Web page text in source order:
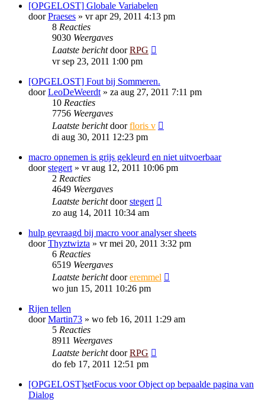
[OPGELOST] Globale Variabelen
doorPraeses » vr apr 29, 2011 4:13 pm
8 Reacties
9030 Weergaves
Laatste berichtdoorRPG
vr sep 23, 2011 1:00 pm
[OPGELOST] Fout bij Sommeren.
doorLeoDeWeerdt » za aug 27, 2011 7:11 pm
10 Reacties
7756 Weergaves
Laatste berichtdoorfloris v
di aug 30, 2011 12:23 pm
macro opnemen is grijs gekleurd en niet uitvoerbaar
doorstegert » vr aug 12, 2011 10:06 pm
2 Reacties
4649 Weergaves
Laatste berichtdoorstegert
zo aug 14, 2011 10:34 am
hulp gevraagd bij macro voor analyser sheets
doorThyztwizta » vr mei 20, 2011 3:32 pm
6 Reacties
6519 Weergaves
Laatste berichtdooreremmel
wo jun 15, 2011 10:26 pm
Rijen tellen
doorMartin73 » wo feb 16, 2011 1:29 am
5 Reacties
8911 Weergaves
Laatste berichtdoorRPG
do feb 17, 2011 12:51 pm
[OPGELOST]setFocus voor Object op bepaalde pagina van
Dialog